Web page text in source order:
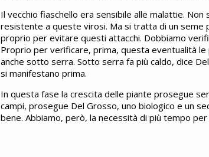
Il vecchio fiaschello era sensibile alle malattie.
resistente a queste virosi. Ma si tratta di un
proprio per evitare questi attacchi. Dobbiamo
Proprio per verificare, prima, questa eventualità
anche sotto serra. Sotto serra fa più caldo, dice
si manifestano prima.
In questa fase la crescita delle piante prosegue
campi, prosegue Del Grosso, uno biologico e un
bene. Abbiamo, però, la necessità di più tempo